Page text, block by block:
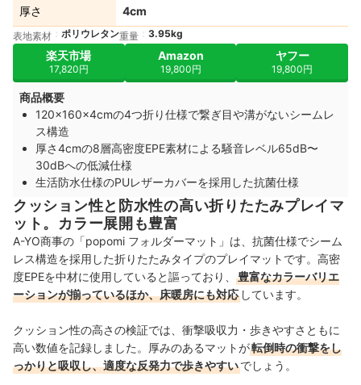
厚さ 4cm
表地素材 ポリウレタン重量 3.95kg
楽天市場
17,820円
Amazon
19,800円
ヤフー
19,800円
商品概要
120×160×4cmの4つ折り仕様で繋ぎ目や溝がないシームレ
ス構造
厚さ4cmの8層高密度EPE素材による騒音レベル65dB〜
30dBへの低減仕様
生活防水仕様のPUレザーカバーを採用した抗菌仕様
クッション性と防水性の高い折りたたみプレイマ
ット。カラー展開も豊富
A-YO商事の「popomi フォルダーマット」は、抗菌仕様でシーム
レス構造を採用した折りたたみタイプのプレイマットです。高密
度EPEを中材に使用していると謳っており、
豊富なカラーバリエ
ーションが揃っているほか、床暖房にも対応 しています。
クッション性の高さの検証では、衝撃吸収力・歩きやすさともに
高い数値を記録しました。厚みのあるマットが転倒時の衝撃をし
っかりと吸収し、適度な反発力で歩きやすいでしょう。